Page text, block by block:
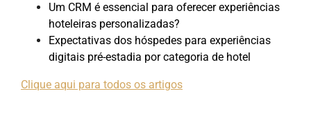
Um CRM é essencial para oferecer experiências
hoteleiras personalizadas?
Expectativas dos hóspedes para experiências
digitais pré-estadia por categoria de hotel
Clique aqui para todos os artigos